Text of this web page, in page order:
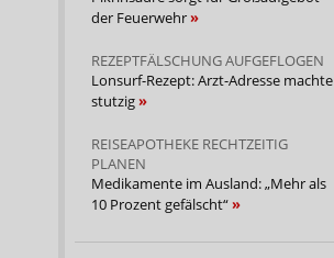
der Feuerwehr
REZEPTFÄLSCHUNG AUFGEFLOGEN
Lonsurf-Rezept: Arzt-Adresse machte
stutzig
REISEAPOTHEKE RECHTZEITIG
PLANEN
Medikamente im Ausland: „Mehr als
10 Prozent gefälscht“